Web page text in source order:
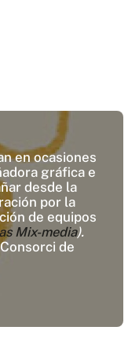
en ocasiones
gráfica e
desde la
por la
de equipos
Mix-media).
de